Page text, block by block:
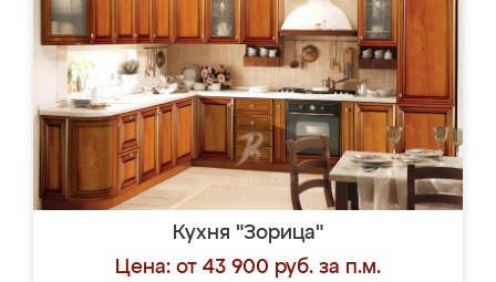
Кухня "Зорица"
Цена: от 43 900 руб. за п.м.